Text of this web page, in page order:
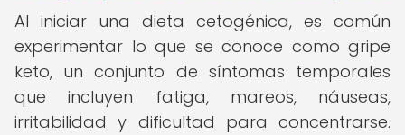
Al iniciar una dieta cetogénica, es común
experimentar lo que se conoce como gripe
keto, un conjunto de síntomas temporales
que incluyen fatiga, mareos, náuseas,
irritabilidad y dificultad para concentrarse.